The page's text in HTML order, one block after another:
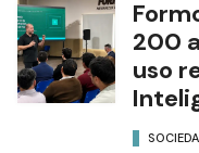
200
uso